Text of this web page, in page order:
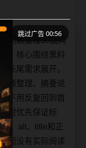
问题整理30面向
，核心围绕黑料
长尾需求展开。
题整理、摘要说
不用反复回到首
时优先保证标
、alt、title和正
而没有实际阅读
跳过广告 00:56